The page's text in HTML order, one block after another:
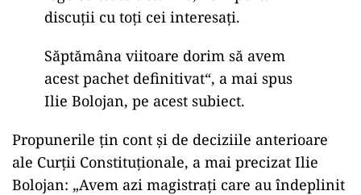
discuții cu toți cei interesați.
Săptămâna viitoare dorim să avem
acest pachet definitivat“, a mai spus
Ilie Bolojan, pe acest subiect.
Propunerile ţin cont şi de deciziile anterioare
ale Curţii Constituţionale, a mai precizat Ilie
Bolojan: „Avem azi magistrați care au îndeplinit